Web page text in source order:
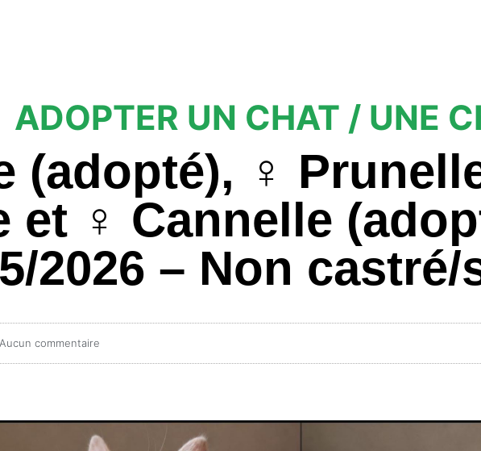
ADOPTER UN CHAT / UNE
(adopté), ♀️
et ♀️ Cannelle
2026 – Non
Aucun commentaire